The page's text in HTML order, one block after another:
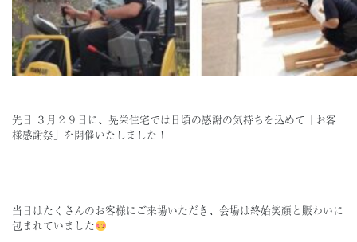
先日 ３月２９日に、晃栄住宅では日頃の感謝の気持ちを込めて「お客
様感謝祭」を開催いたしました！
当日はたくさんのお客様にご来場いただき、会場は終始笑顔と賑わいに
包まれていました